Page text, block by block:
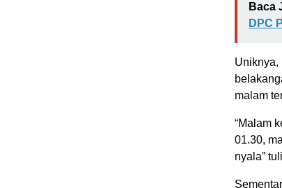
Baca
DPC
Uniknya,
malam
“Malam
01.30,
nyala”